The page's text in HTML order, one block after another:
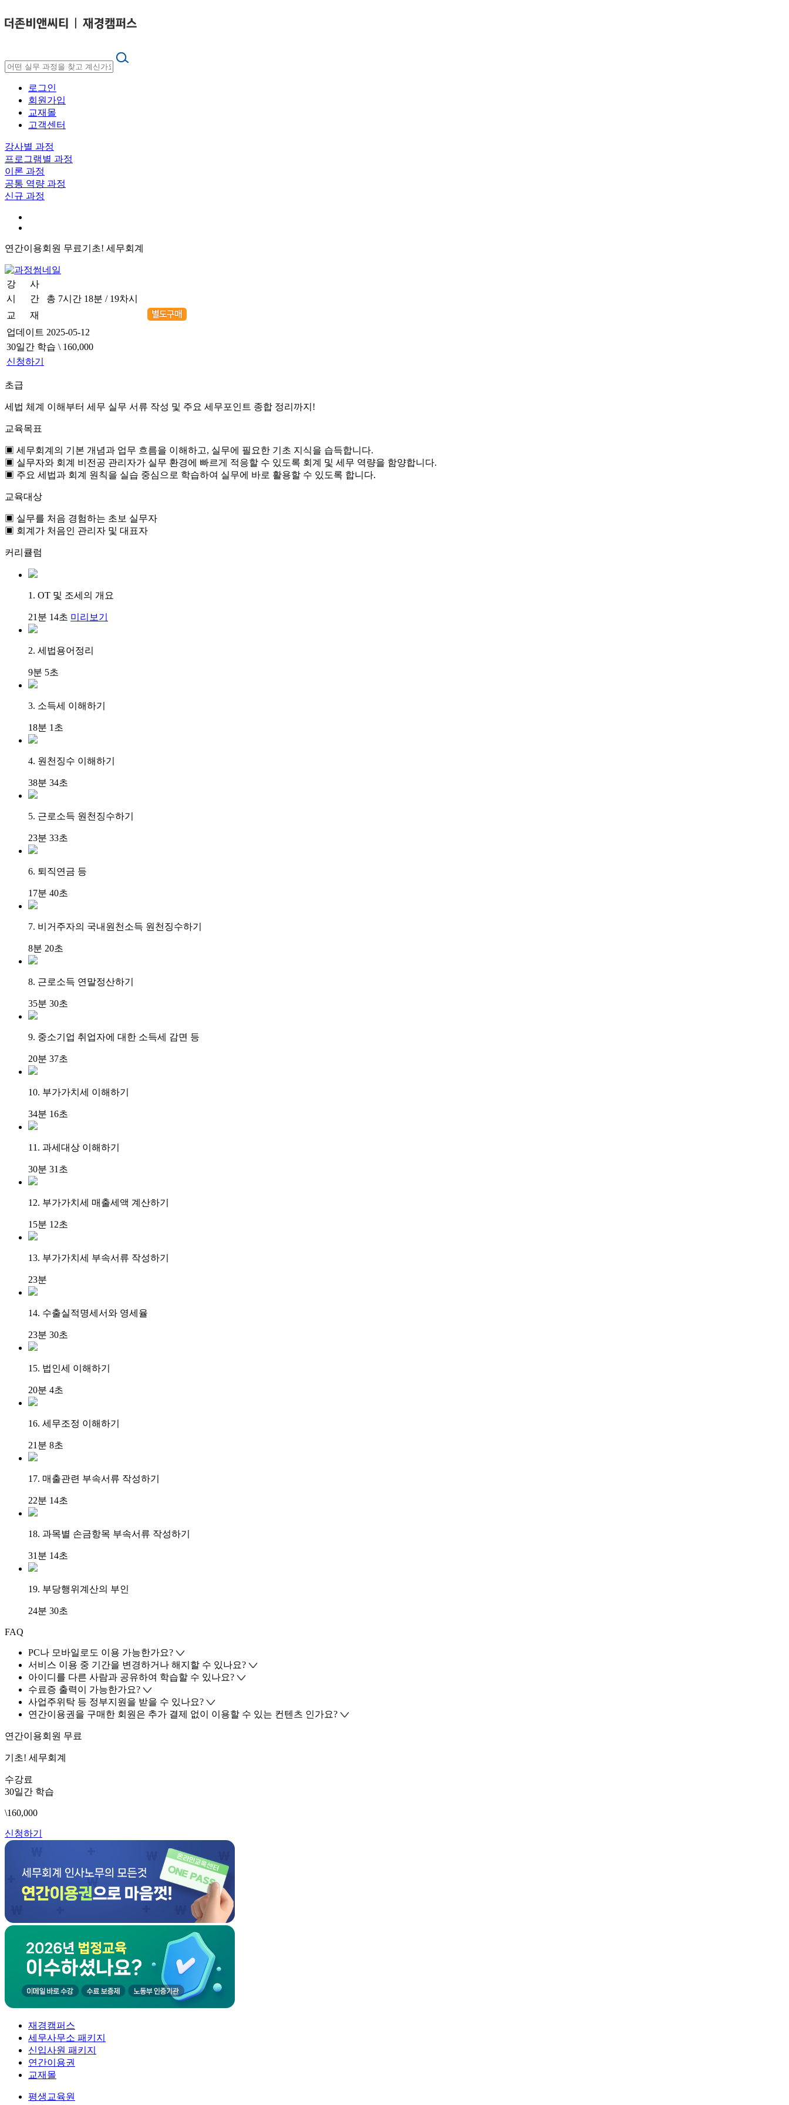
로그인
회원가입
교재몰
고객센터
강사별 과정
프로그램별 과정
이론 과정
공통 역량 과정
신규 과정
연간이용회원 무료기초! 세무회계
강 사
시 간
총 7시간 18분 / 19차시
교 재
업데이트 2025-05-12
30일간 학습 \ 160,000
신청하기
초급
세법 체계 이해부터 세무 실무 서류 작성 및 주요 세무포인트 종합 정리까지!
교육목표
▣ 세무회계의 기본 개념과 업무 흐름을 이해하고, 실무에 필요한 기초 지식을 습득합니다.
▣ 실무자와 회계 비전공 관리자가 실무 환경에 빠르게 적응할 수 있도록 회계 및 세무 역량을 함양합니다.
▣ 주요 세법과 회계 원칙을 실습 중심으로 학습하여 실무에 바로 활용할 수 있도록 합니다.
교육대상
▣ 실무를 처음 경험하는 초보 실무자
▣ 회계가 처음인 관리자 및 대표자
커리큘럼
1. OT 및 조세의 개요
21분 14초 미리보기
2. 세법용어정리
9분 5초
3. 소득세 이해하기
18분 1초
4. 원천징수 이해하기
38분 34초
5. 근로소득 원천징수하기
23분 33초
6. 퇴직연금 등
17분 40초
7. 비거주자의 국내원천소득 원천징수하기
8분 20초
8. 근로소득 연말정산하기
35분 30초
9. 중소기업 취업자에 대한 소득세 감면 등
20분 37초
10. 부가가치세 이해하기
34분 16초
11. 과세대상 이해하기
30분 31초
12. 부가가치세 매출세액 계산하기
15분 12초
13. 부가가치세 부속서류 작성하기
23분
14. 수출실적명세서와 영세율
23분 30초
15. 법인세 이해하기
20분 4초
16. 세무조정 이해하기
21분 8초
17. 매출관련 부속서류 작성하기
22분 14초
18. 과목별 손금항목 부속서류 작성하기
31분 14초
19. 부당행위계산의 부인
24분 30초
FAQ
PC나 모바일로도 이용 가능한가요?
서비스 이용 중 기간을 변경하거나 해지할 수 있나요?
아이디를 다른 사람과 공유하여 학습할 수 있나요?
수료증 출력이 가능한가요?
사업주위탁 등 정부지원을 받을 수 있나요?
연간이용권을 구매한 회원은 추가 결제 없이 이용할 수 있는 컨텐츠 인가요?
연간이용회원 무료
기초! 세무회계
수강료
30일간 학습
\160,000
신청하기
재경캠퍼스
세무사무소 패키지
신입사원 패키지
연간이용권
교재몰
평생교육원